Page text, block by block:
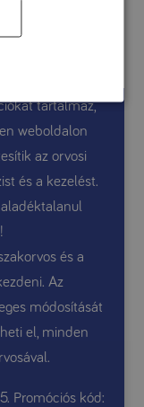
tartalmaz,
weboldalon
az orvosi
és a kezelést.
és a
Az
módosítását
el, minden
Promóciós kód: